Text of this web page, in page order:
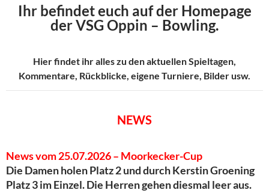
Ihr befindet euch auf der Homepage
der VSG Oppin – Bowling.
Hier findet ihr alles zu den aktuellen Spieltagen,
Kommentare, Rückblicke, eigene Turniere, Bilder usw.
NEWS
News vom 25.07.2026 – Moorkecker-Cup
Die Damen holen Platz 2 und durch Kerstin Groening
Platz 3 im Einzel. Die Herren gehen diesmal leer aus.